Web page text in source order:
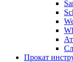
Прокат